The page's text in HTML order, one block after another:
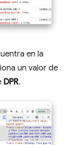
en la
un valor de
DPR.